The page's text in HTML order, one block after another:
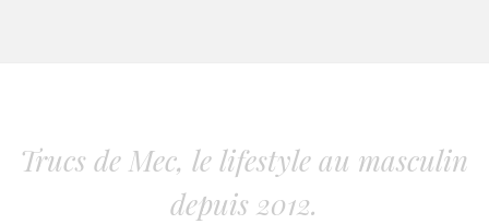
Trucs de Mec, le lifestyle au masculin
depuis 2012.